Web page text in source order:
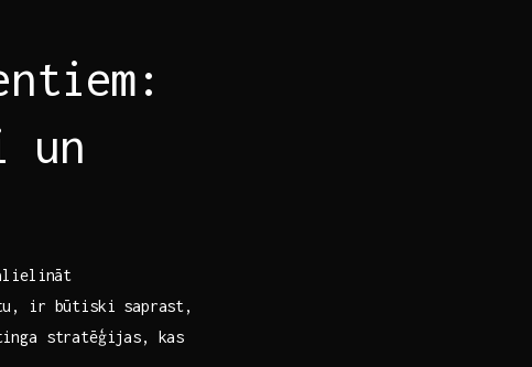
un
ir būtiski saprast,
stratēģijas, kas